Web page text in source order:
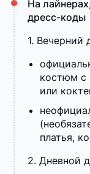
На
дресс-коды
1. Вечерний
костюм с
или
платья,
2. Дневной